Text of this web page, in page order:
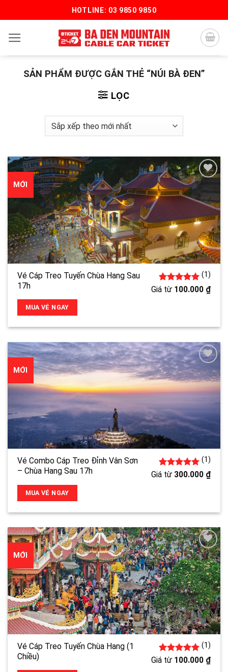
qua
nội
HOTLINE: 03 9850 9850
SẢN PHẨM ĐƯỢC GẮN THẺ “NÚI BÀ ĐEN”
LỌC
MỚI
Vé Cáp Treo Tuyến Chùa Hang Sau
17h
5.00trên 5
1
(1)
Giá từ 100.000 ₫
MUA VÉ NGAY
MỚI
Vé Combo Cáp Treo Đỉnh Vân Sơn
– Chùa Hang Sau 17h
5.00trên 5
1
(1)
Giá từ 300.000 ₫
MUA VÉ NGAY
MỚI
Vé Cáp Treo Tuyến Chùa Hang (1
Chiều)
5.00trên 5
1
(1)
Giá từ 100.000 ₫